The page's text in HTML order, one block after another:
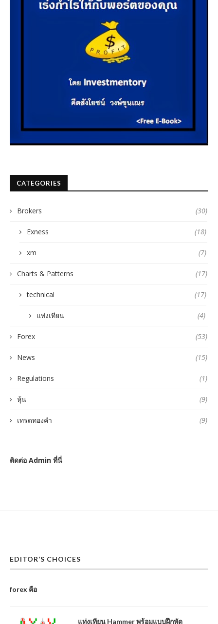
CATEGORIES
Brokers (30)
Exness (18)
xm (7)
Charts & Patterns (17)
technical (17)
แท่งเทียน (4)
Forex (53)
News (15)
Regulations (1)
หุ้น (9)
เทรดทองคำ (9)
ติดต่อ Admin ที่นี่
EDITOR’S CHOICES
forex คือ
แท่งเทียน Hammer พร้อมแบบฝึกหัด